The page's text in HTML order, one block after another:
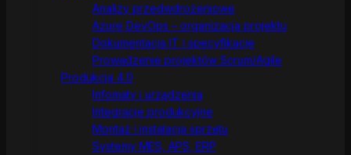
Analizy przedwdrożeniowe
Azure DevOps – organizacja projektu
Dokumentacja IT i specyfikacje
Prowadzenie projektów Scrum/Agile
Produkcja 4.0
Infomaty i urządzenia
Integracje produkcyjne
Montaż i instalacja sprzętu
Systemy MES, APS, ERP